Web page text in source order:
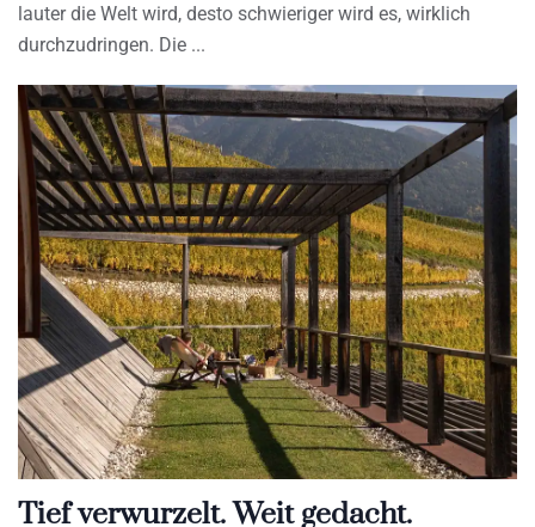
lauter die Welt wird, desto schwieriger wird es, wirklich
durchzudringen. Die
Tief verwurzelt. Weit gedacht.